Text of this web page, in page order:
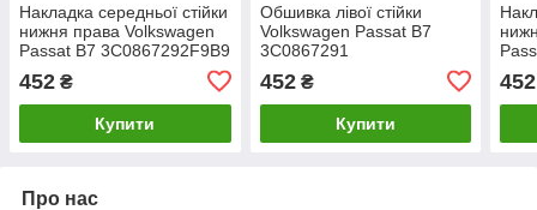
Накладка середньої стійки
нижня права Volkswagen
Passat B7 3C0867292F9B9
452 ₴
Купити
Обшивка лівої стійки
Volkswagen Passat B7
3C0867291
452₴
Купити
452
Про нас